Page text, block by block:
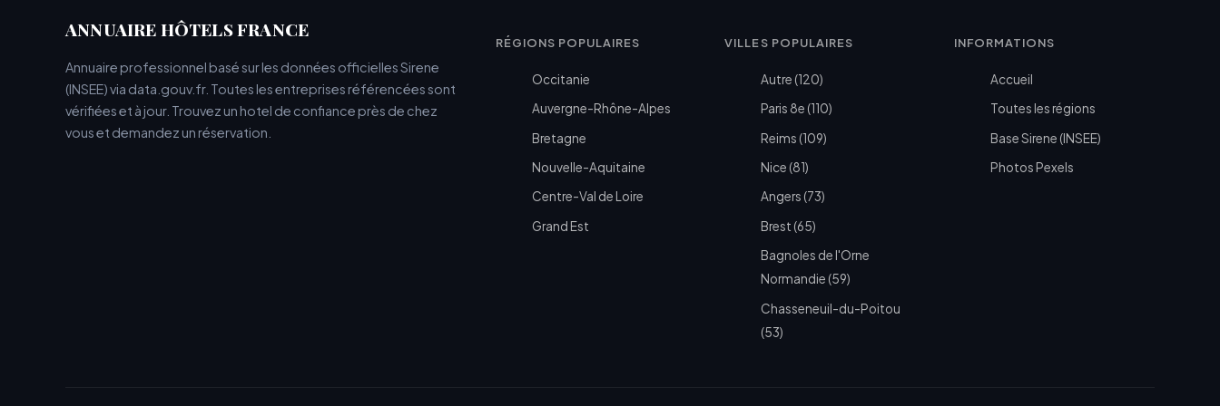
ANNUAIRE HÔTELS FRANCE
Annuaire professionnel basé sur les données officielles Sirene
(INSEE) via data.gouv.fr. Toutes les entreprises référencées sont
vérifiées et à jour. Trouvez un hotel de confiance près de chez
vous et demandez un réservation.
RÉGIONS POPULAIRES
Occitanie
Auvergne-Rhône-Alpes
Bretagne
Nouvelle-Aquitaine
Centre-Val de Loire
Grand Est
VILLES POPULAIRES
Autre (120)
Paris 8e (110)
Reims (109)
Nice (81)
Angers (73)
Brest (65)
Bagnoles de l'Orne
Normandie (59)
Chasseneuil-du-Poitou
(53)
INFORMATIONS
Accueil
Toutes les régions
Base Sirene (INSEE)
Photos Pexels